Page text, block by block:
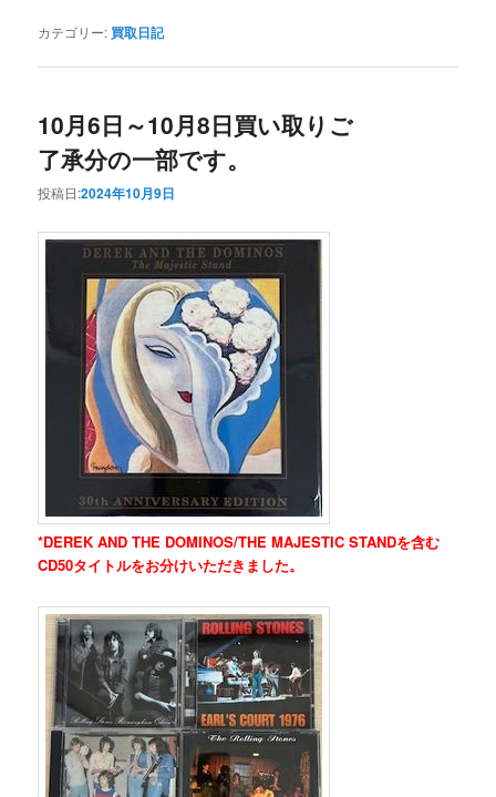
カテゴリー: 買取日記
10月6日～10月8日買い取りご
了承分の一部です。
投稿日:2024年10月9日
*DEREK AND THE DOMINOS/THE MAJESTIC STANDを含む
CD50タイトルをお分けいただきました。